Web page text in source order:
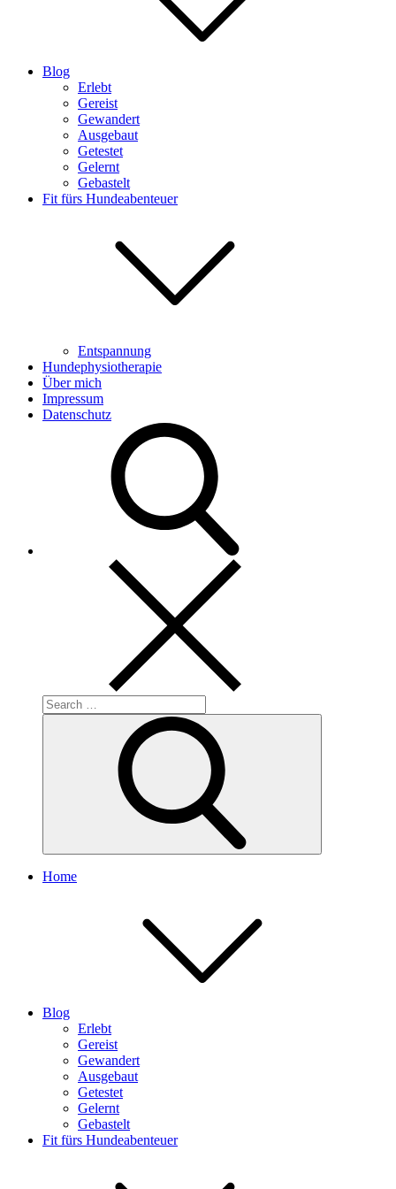
Blog
Erlebt
Gereist
Gewandert
Ausgebaut
Getestet
Gelernt
Gebastelt
Fit fürs Hundeabenteuer
Entspannung
Hundephysiotherapie
Über mich
Impressum
Datenschutz
Search
for:
Home
Blog
Erlebt
Gereist
Gewandert
Ausgebaut
Getestet
Gelernt
Gebastelt
Fit fürs Hundeabenteuer